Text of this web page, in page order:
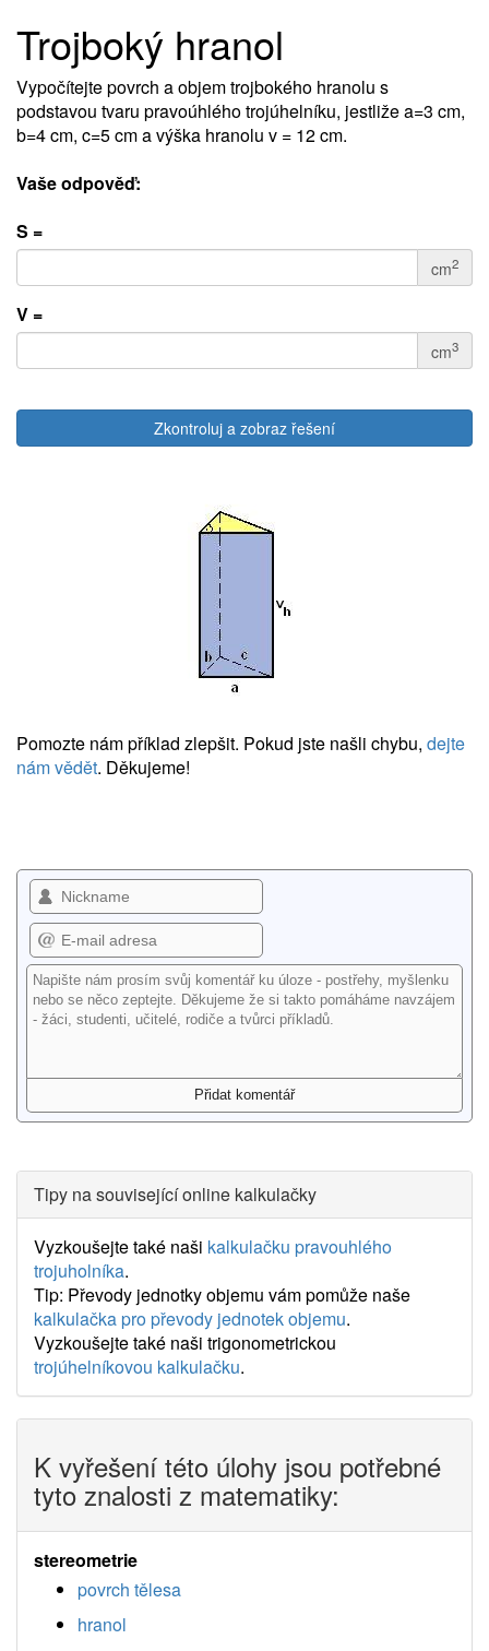
Trojboký hranol
Vypočítejte povrch a objem trojbokého hranolu s
podstavou tvaru pravoúhlého trojúhelníku, jestliže a=3 cm,
b=4 cm, c=5 cm a výška hranolu v = 12 cm.
Vaše odpověď:
S =
cm2
V =
cm3
Zkontroluj a zobraz řešení
Pomozte nám příklad zlepšit. Pokud jste našli chybu, dejte
nám vědět. Děkujeme!
Tipy na související online kalkulačky
Vyzkoušejte také naši kalkulačku pravouhlého
trojuholníka.
Tip: Převody jednotky objemu vám pomůže naše
kalkulačka pro převody jednotek objemu.
Vyzkoušejte také naši trigonometrickou
trojúhelníkovou kalkulačku.
K vyřešení této úlohy jsou potřebné
tyto znalosti z matematiky:
stereometrie
povrch tělesa
hranol